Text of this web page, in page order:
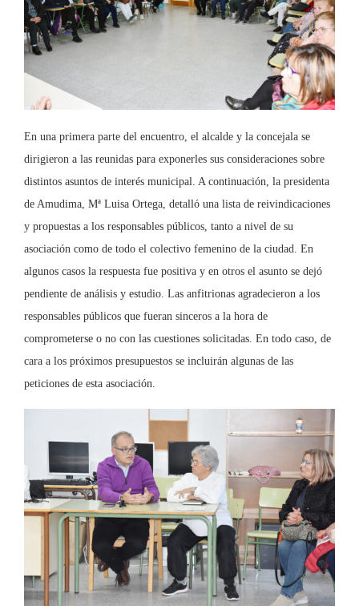
En una primera parte del encuentro, el alcalde y la concejala se
dirigieron a las reunidas para exponerles sus consideraciones sobre
distintos asuntos de interés municipal. A continuación, la presidenta
de Amudima, Mª Luisa Ortega, detalló una lista de reivindicaciones
y propuestas a los responsables públicos, tanto a nivel de su
asociación como de todo el colectivo femenino de la ciudad. En
algunos casos la respuesta fue positiva y en otros el asunto se dejó
pendiente de análisis y estudio. Las anfitrionas agradecieron a los
responsables públicos que fueran sinceros a la hora de
comprometerse o no con las cuestiones solicitadas. En todo caso, de
cara a los próximos presupuestos se incluirán algunas de las
peticiones de esta asociación.